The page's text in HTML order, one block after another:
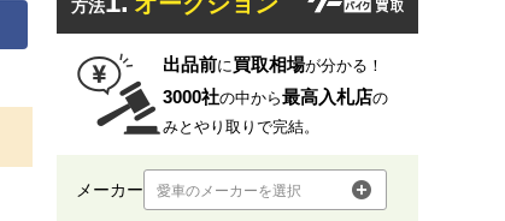
方法
出品前に買取相場が分かる！
3000社の中から最高入札店の
みとやり取りで完結。
メーカー 愛車のメーカーを選択